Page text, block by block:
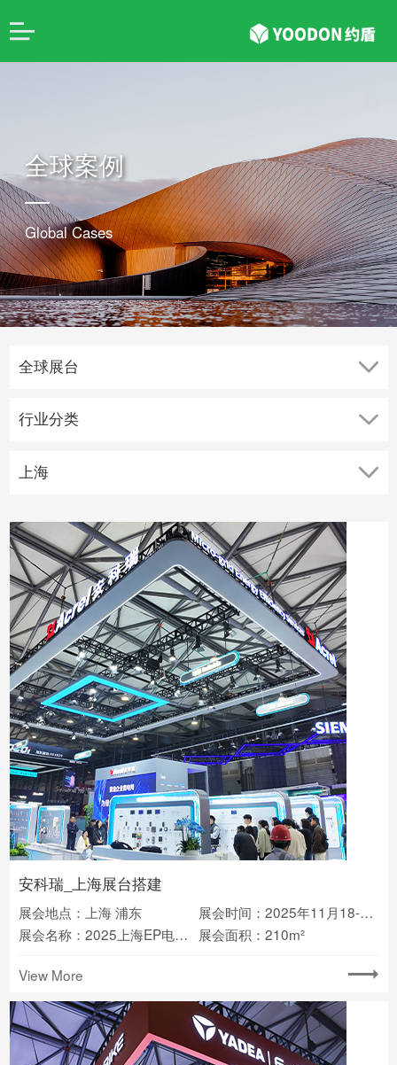
全球案例
Global Cases
安科瑞_上海展台搭建
展会地点：上海 浦东
展会时间：2025年11月18-20日
展会名称：2025上海EP电力展
展会面积：210m²
View More